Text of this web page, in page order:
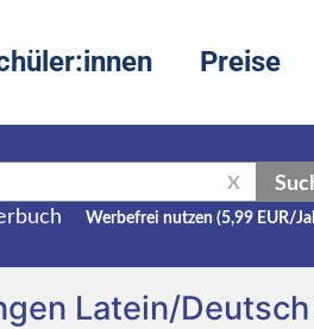
Preise
X
Werbefrei nutzen (5,99 EUR/
Latein/Deutsch